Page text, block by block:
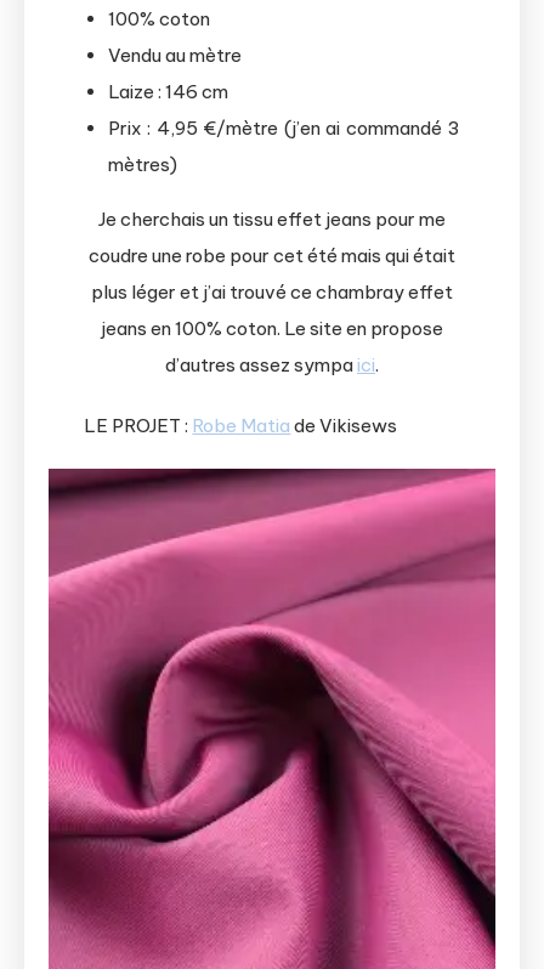
100% coton
Vendu au mètre
Laize : 146 cm
Prix : 4,95 €/mètre (j’en ai commandé 3
mètres)
Je cherchais un tissu effet jeans pour me
coudre une robe pour cet été mais qui était
plus léger et j’ai trouvé ce chambray effet
jeans en 100% coton. Le site en propose
d’autres assez sympaici.
LE PROJET : Robe Matia de Vikisews